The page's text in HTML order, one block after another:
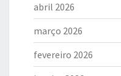
abril 2026
março 2026
fevereiro 2026